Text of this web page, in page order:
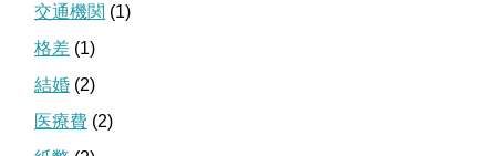
交通機関 (1)
格差 (1)
結婚 (2)
医療費 (2)